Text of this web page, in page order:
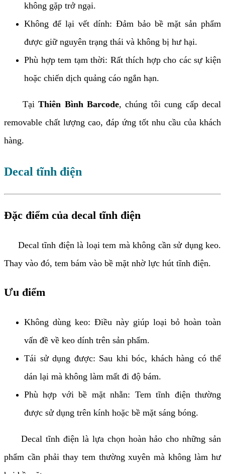
không gặp trở ngại.
Không để lại vết dính: Đảm bảo bề mặt sản phẩm
được giữ nguyên trạng thái và không bị hư hại.
Phù hợp tem tạm thời: Rất thích hợp cho các sự kiện
hoặc chiến dịch quảng cáo ngắn hạn.
TạiThiên Bình Barcode, chúng tôi cung cấp decal
removable chất lượng cao, đáp ứng tốt nhu cầu của khách
hàng.
Decal tĩnh điện
Đặc điểm của decal tĩnh điện
Decal tĩnh điện là loại tem mà không cần sử dụng keo.
Thay vào đó, tem bám vào bề mặt nhờ lực hút tĩnh điện.
Ưu điểm
Không dùng keo: Điều này giúp loại bỏ hoàn toàn
vấn đề về keo dính trên sản phẩm.
Tái sử dụng được: Sau khi bóc, khách hàng có thể
dán lại mà không làm mất đi độ bám.
Phù hợp với bề mặt nhẵn: Tem tĩnh điện thường
được sử dụng trên kính hoặc bề mặt sáng bóng.
Decal tĩnh điện là lựa chọn hoàn hảo cho những sản
phẩm cần phải thay tem thường xuyên mà không làm hư